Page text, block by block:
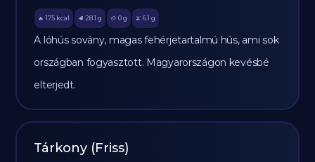
🔥 175 kcal 🥩 28.1 g 🥔 0g 🫒 6.1 g
A lóhús sovány, magas fehérjetartalmú hús, ami sok
országban fogyasztott. Magyarországon kevésbé
elterjedt.
Tárkony (Friss)